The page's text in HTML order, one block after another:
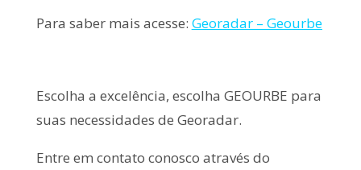
Para saber mais acesse: Georadar – Geourbe
Escolha a excelência, escolha GEOURBE para
suas necessidades de Georadar.
Entre em contato conosco através do